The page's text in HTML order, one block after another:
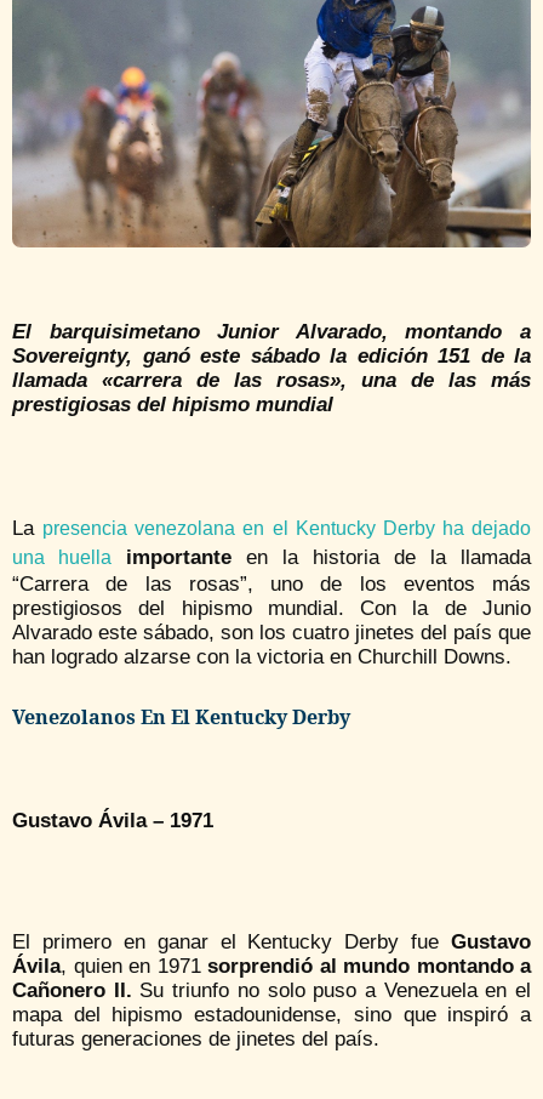
El barquisimetano Junior Alvarado, montando a
Sovereignty, ganó este sábado la edición 151 de la
llamada «carrera de las rosas», una de las más
prestigiosas del hipismo mundial
La presencia venezolana en el Kentucky Derby ha dejado
una huella
importante en la historia de la llamada
“Carrera de las rosas”, uno de los eventos más
prestigiosos del hipismo mundial. Con la de Junio
Alvarado este sábado, son los cuatro jinetes del país que
han logrado alzarse con la victoria en Churchill Downs.
Venezolanos En El Kentucky Derby
Gustavo Ávila – 1971
El primero en ganar el Kentucky Derby fue Gustavo
Ávila, quien en 1971 sorprendió al mundo montando a
Cañonero II. Su triunfo no solo puso a Venezuela en el
mapa del hipismo estadounidense, sino que inspiró a
futuras generaciones de jinetes del país.